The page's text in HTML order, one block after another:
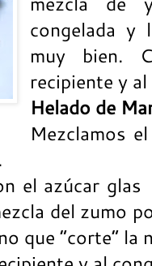
congelada y
muy bien.
recipiente y
Helado de
Mezclamos
el azúcar
del zumo
que “corte” la